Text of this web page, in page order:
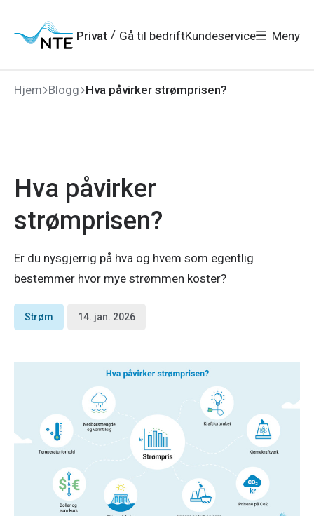
hovedmeny
søk
hovedinnhold
bunnområde
Privat / Gå til bedriftKundeservice Meny
Hjem Blogg Hva påvirker strømprisen?
Hva påvirker
strømprisen?
Er du nysgjerrig på hva og hvem som egentlig
bestemmer hvor mye strømmen koster?
Strøm 14. jan. 2026